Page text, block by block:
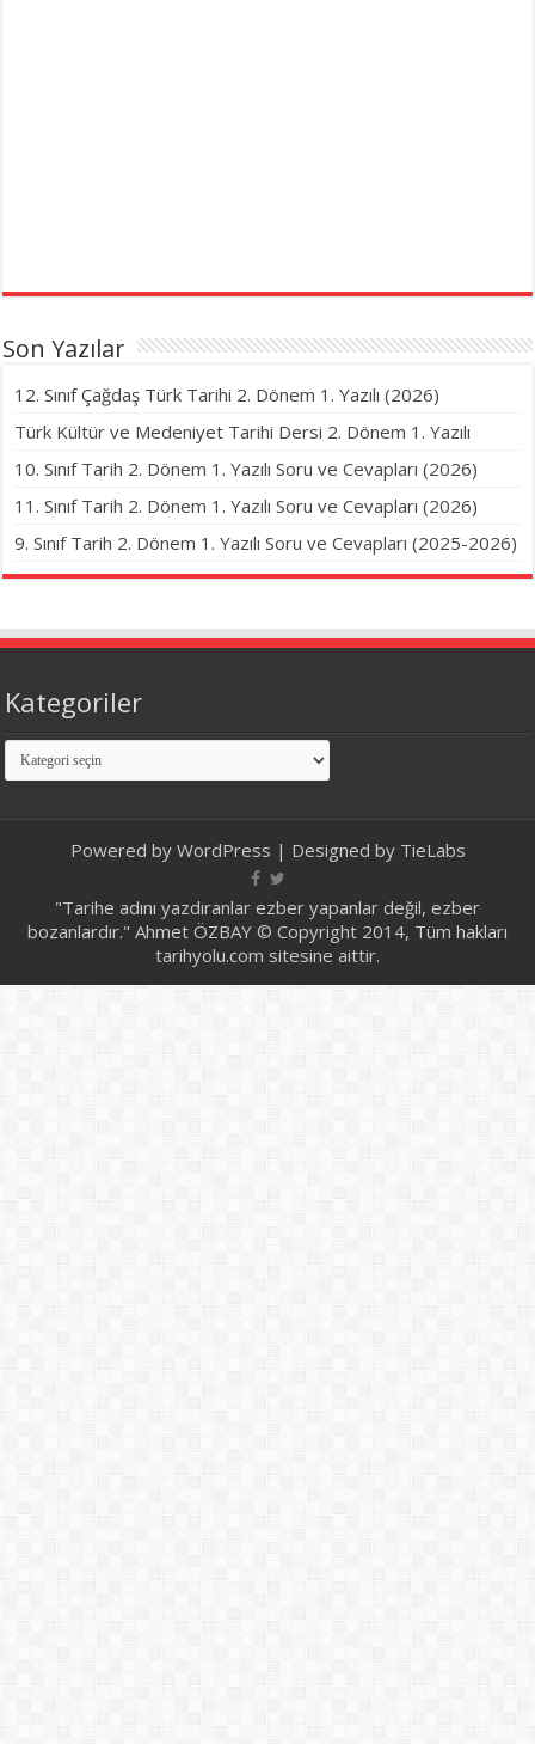
Son Yazılar
12. Sınıf Çağdaş Türk Tarihi 2. Dönem 1. Yazılı (2026)
Türk Kültür ve Medeniyet Tarihi Dersi 2. Dönem 1. Yazılı
10. Sınıf Tarih 2. Dönem 1. Yazılı Soru ve Cevapları (2026)
11. Sınıf Tarih 2. Dönem 1. Yazılı Soru ve Cevapları (2026)
9. Sınıf Tarih 2. Dönem 1. Yazılı Soru ve Cevapları (2025-2026)
Kategoriler
Kategoriler
Powered by WordPress | Designed by TieLabs
"Tarihe adını yazdıranlar ezber yapanlar değil, ezber
bozanlardır." Ahmet ÖZBAY © Copyright 2014, Tüm hakları
tarihyolu.com sitesine aittir.